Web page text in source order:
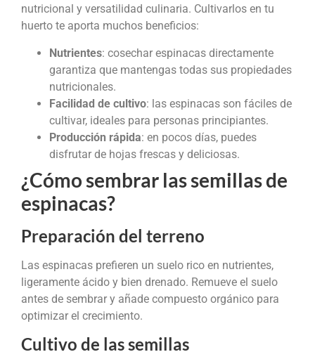
nutricional y versatilidad culinaria. Cultivarlos en tu
huerto te aporta muchos beneficios:
Nutrientes: cosechar espinacas directamente
garantiza que mantengas todas sus propiedades
nutricionales.
Facilidad de cultivo: las espinacas son fáciles de
cultivar, ideales para personas principiantes.
Producción rápida: en pocos días, puedes
disfrutar de hojas frescas y deliciosas.
¿Cómo sembrar las semillas de
espinacas?
Preparación del terreno
Las espinacas prefieren un suelo rico en nutrientes,
ligeramente ácido y bien drenado. Remueve el suelo
antes de sembrar y añade compuesto orgánico para
optimizar el crecimiento.
Cultivo de las semillas